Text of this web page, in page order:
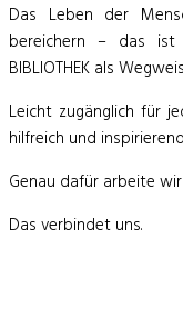
Das Leben der
bereichern – das ist
BIBLIOTHEK als
Leicht zugänglich für
hilfreich und
Genau dafür arbeite
Das verbindet uns.